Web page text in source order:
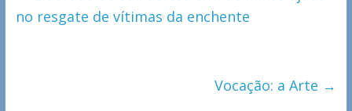
no resgate de vítimas da enchente
Vocação: a Arte →